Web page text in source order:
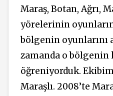
Maraş, Botan, Ağrı,
yörelerinin
bölgenin oyunlarını
zamanda o bölgenin
öğreniyorduk.
Maraşlı. 2008’te